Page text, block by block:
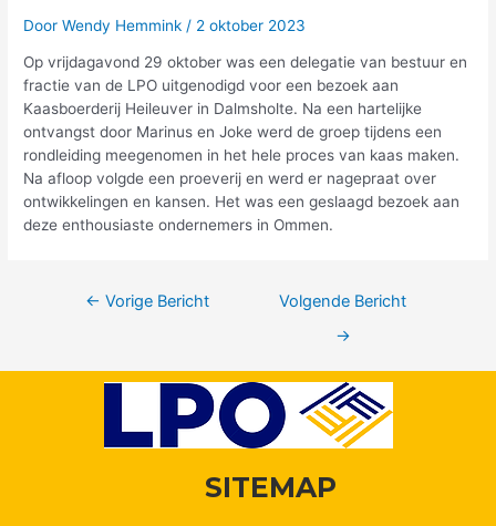
DoorWendy Hemmink / 2 oktober 2023
Op vrijdagavond 29 oktober was een delegatie van bestuur en
fractie van de LPO uitgenodigd voor een bezoek aan
Kaasboerderij Heileuver in Dalmsholte. Na een hartelijke
ontvangst door Marinus en Joke werd de groep tijdens een
rondleiding meegenomen in het hele proces van kaas maken.
Na afloop volgde een proeverij en werd er nagepraat over
ontwikkelingen en kansen. Het was een geslaagd bezoek aan
deze enthousiaste ondernemers in Ommen.
← Vorige Bericht
Volgende Bericht
→
SITEMAP